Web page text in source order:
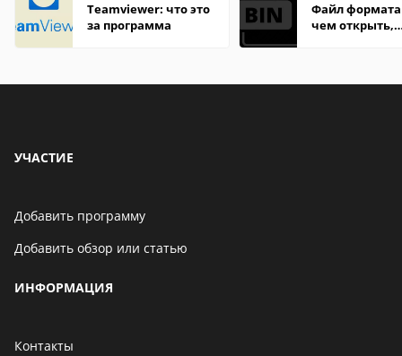
Teamviewer: что это
за программа
Файл формата
чем открыть,
УЧАСТИЕ
Добавить программу
Добавить обзор или статью
ИНФОРМАЦИЯ
Контакты